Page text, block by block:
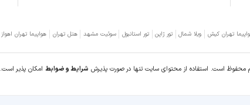
تهران کیش ویلا شمال تور ژاپن تور استانبول سوئیت مشهد هتل تهران هواپیما تهران اهواز
محفوظ است. استفاده از محتوای سایت تنها در صورت پذیرش شرایط و ضوابط امکان پذیر است.